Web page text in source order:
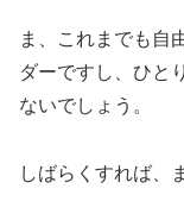
ま、これまでも自
ダーですし、ひと
ないでしょう。
しばらくすれば、